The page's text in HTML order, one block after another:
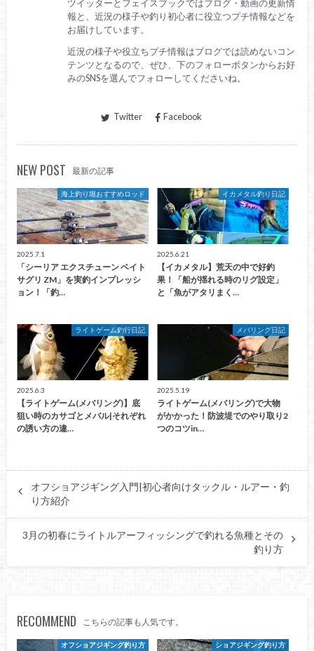
ツイッターとフェイスブックではブログ・動画の更新情
報と、近況の様子や釣り初心者に役立つプチ情報などを
お届けしています。
近況の様子や役立ちプチ情報はブログでは読めないコン
テンツとなるので、ぜひ、下のフォローボタンからお好
みのSNSを選んでフォローしてくださいね。
Twitter Facebook
NEW POST 最新の記事
海上釣り堀おすすめロッド
2025.7.1
「シーリア エクスチューン ベイト
サグリ ZM」を実釣インプレッシ
ョン！「釣…
イカメタル釣り日記
2025.6.21
【イカメタル】荒天の中で好釣
果！「船が揺れる時のリグ設定」
と「魚がアタリまく…
ライトゲーム釣行日記
2025.6.3
【ライトゲーム(メバリング)】底
狙い時のカサゴとメバル|それぞれ
の誘い方の違…
メバリング日記
2025.5.19
ライトゲーム(メバリング)で大物
がかかった！防波堤でのやり取り2
つのコツin…
オフショアジギング入門|初心者向けタックル・ルアー・釣
り方紹介
3月の初春にライトルアーフィッシングで釣れる魚種とその
釣り方
RECOMMEND こちらの記事も人気です。
オフショアジギング釣り方 ショアジギング釣り方